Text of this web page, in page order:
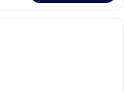
臥室、迷你吧、客房內保險箱、書